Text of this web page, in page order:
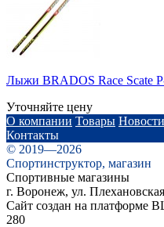
Лыжи BRADOS Race Scate
Уточняйте цену
О компании Товары Новости
Контакты
© 2019—2026
Спортинструктор, магазин
Спортивные магазины
г. Воронеж, ул.
Сайт создан на платформе
280